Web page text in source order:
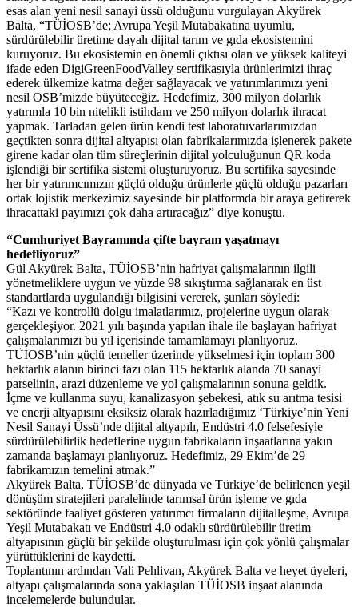
esas alan yeni nesil sanayi üssü olduğunu vurgulayan Akyürek
Balta, “TÜİOSB’de; Avrupa Yeşil Mutabakatına uyumlu,
sürdürülebilir üretime dayalı dijital tarım ve gıda ekosistemini
kuruyoruz. Bu ekosistemin en önemli çıktısı olan ve yüksek kaliteyi
ifade eden DigiGreenFoodValley sertifikasıyla ürünlerimizi ihraç
ederek ülkemize katma değer sağlayacak ve yatırımlarımızı yeni
nesil OSB’mizde büyüteceğiz. Hedefimiz, 300 milyon dolarlık
yatırımla 10 bin nitelikli istihdam ve 250 milyon dolarlık ihracat
yapmak. Tarladan gelen ürün kendi test laboratuvarlarımızdan
geçtikten sonra dijital altyapısı olan fabrikalarımızda işlenerek pakete
girene kadar olan tüm süreçlerinin dijital yolculuğunun QR koda
işlendiği bir sertifika sistemi oluşturuyoruz. Bu sertifika sayesinde
her bir yatırımcımızın güçlü olduğu ürünlerle güçlü olduğu pazarları
ortak lojistik merkezimiz sayesinde bir platformda bir araya getirerek
ihracattaki payımızı çok daha artıracağız” diye konuştu.
“Cumhuriyet Bayramında çifte bayram yaşatmayı
hedefliyoruz”
Gül Akyürek Balta, TÜİOSB’nin hafriyat çalışmalarının ilgili
yönetmeliklere uygun ve yüzde 98 sıkıştırma sağlanarak en üst
standartlarda uygulandığı bilgisini vererek, şunları söyledi:
“Kazı ve kontrollü dolgu imalatlarımız, projelerine uygun olarak
gerçekleşiyor. 2021 yılı başında yapılan ihale ile başlayan hafriyat
çalışmalarımızı bu yıl içerisinde tamamlamayı planlıyoruz.
TÜİOSB’nin güçlü temeller üzerinde yükselmesi için toplam 300
hektarlık alanın birinci fazı olan 115 hektarlık alanda 70 sanayi
parselinin, arazi düzenleme ve yol çalışmalarının sonuna geldik.
İçme ve kullanma suyu, kanalizasyon şebekesi, atık su arıtma tesisi
ve enerji altyapısını eksiksiz olarak hazırladığımız ‘Türkiye’nin Yeni
Nesil Sanayi Üssü’nde dijital altyapılı, Endüstri 4.0 felsefesiyle
sürdürülebilirlik hedeflerine uygun fabrikaların inşaatlarına yakın
zamanda başlamayı planlıyoruz. Hedefimiz, 29 Ekim’de 29
fabrikamızın temelini atmak.”
Akyürek Balta, TÜİOSB’de dünyada ve Türkiye’de belirlenen yeşil
dönüşüm stratejileri paralelinde tarımsal ürün işleme ve gıda
sektöründe faaliyet gösteren yatırımcı firmaların dijitalleşme, Avrupa
Yeşil Mutabakatı ve Endüstri 4.0 odaklı sürdürülebilir üretim
altyapısının güçlü bir şekilde oluşturulması için çok yönlü çalışmalar
yürüttüklerini de kaydetti.
Toplantının ardından Vali Pehlivan, Akyürek Balta ve heyet üyeleri,
altyapı çalışmalarında sona yaklaşılan TÜİOSB inşaat alanında
incelemelerde bulundular.